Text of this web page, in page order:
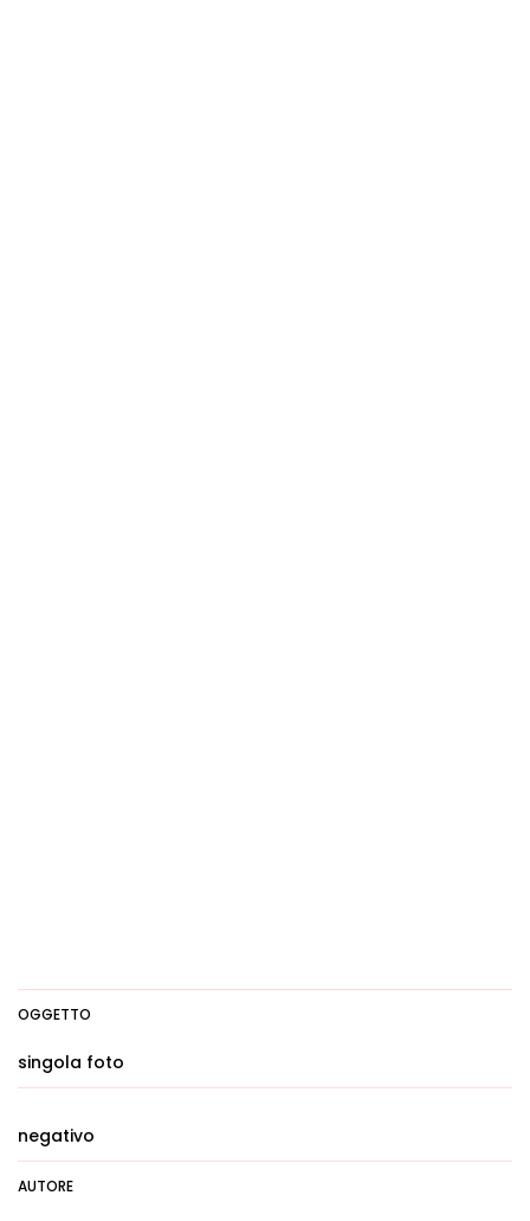
OGGETTO
singola foto
negativo
AUTORE